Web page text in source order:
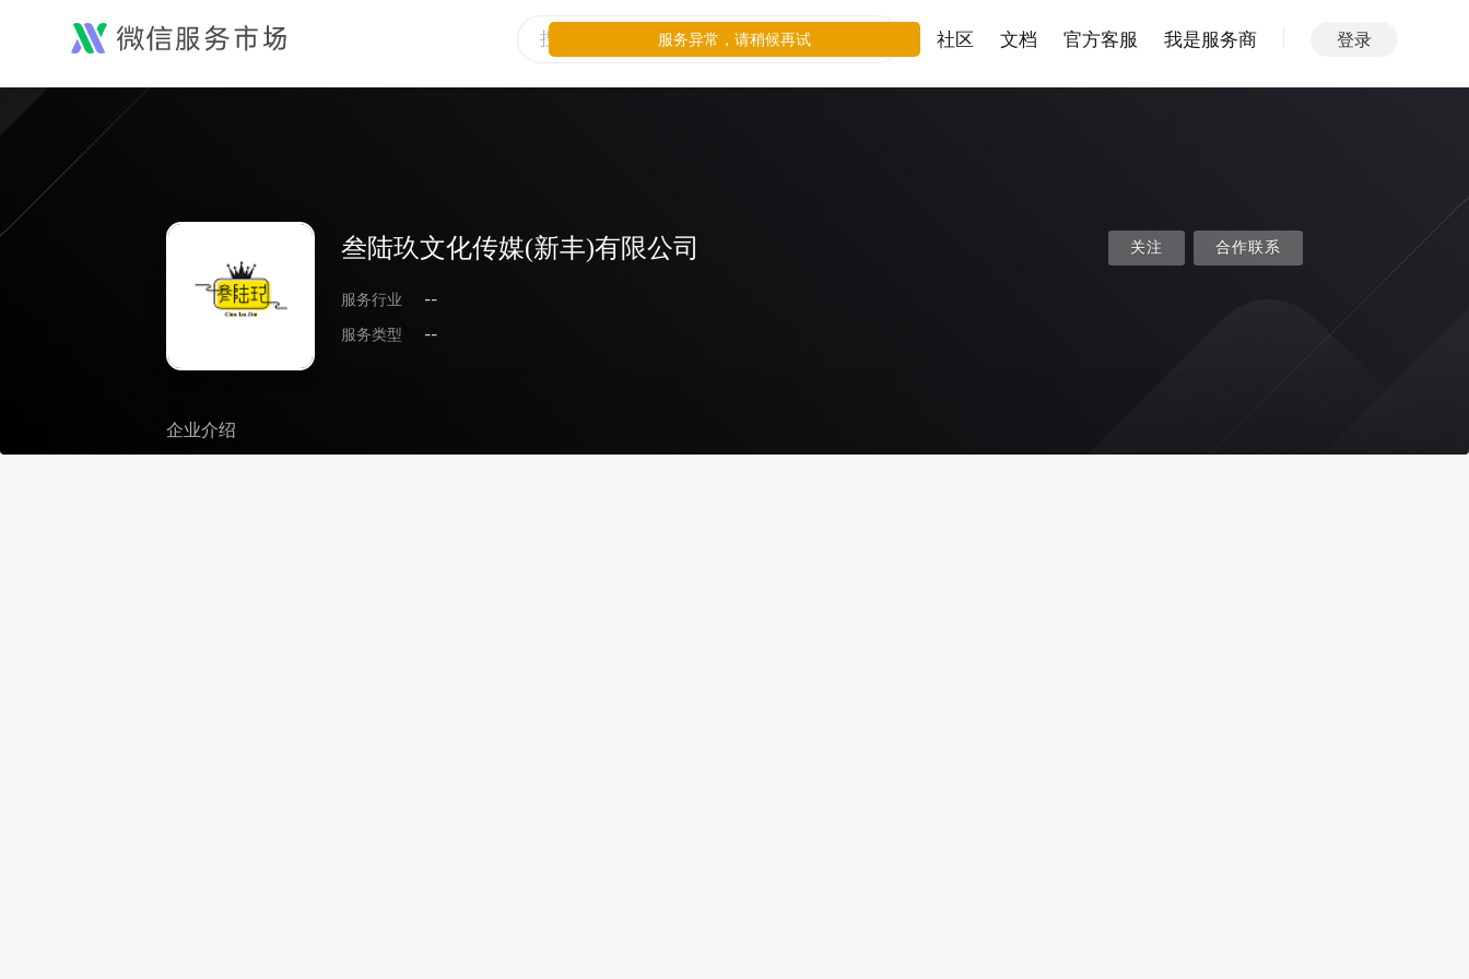
社区 文档 官方客服 我是服务商 登录
叁陆玖文化传媒(新丰)有限公司
服务行业
--
服务类型
--
关注 合作联系
企业介绍
服务异常，请稍候再试